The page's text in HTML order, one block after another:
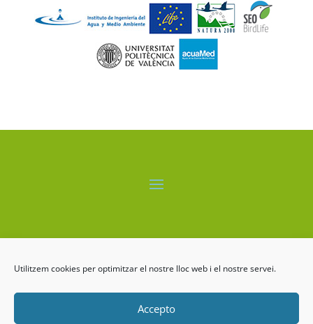
Utilitzem cookies per optimitzar el nostre lloc web i el nostre servei.
Accepto